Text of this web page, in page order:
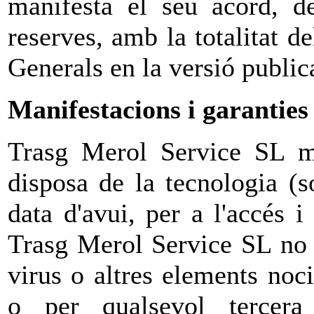
reserves, amb la totalitat
Generals en la versió
Manifestacions i
Trasg Merol Service SL
disposa de la tecnologia
data d'avui, per a l'accés
Trasg Merol Service SL
virus o altres elements
o per qualsevol